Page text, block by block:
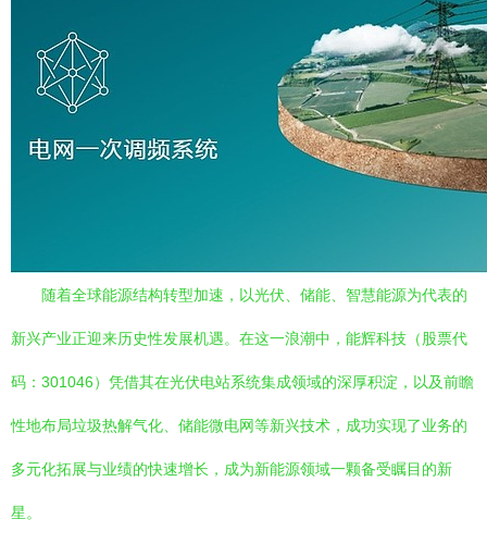
随着全球能源结构转型加速，以光伏、储能、智慧能源为代表的
新兴产业正迎来历史性发展机遇。在这一浪潮中，能辉科技（股票代
码：301046）凭借其在光伏电站系统集成领域的深厚积淀，以及前瞻
性地布局垃圾热解气化、储能微电网等新兴技术，成功实现了业务的
多元化拓展与业绩的快速增长，成为新能源领域一颗备受瞩目的新
星。